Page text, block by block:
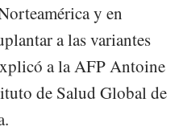
y en
a las variantes
a la AFP Antoine
de Salud Global de